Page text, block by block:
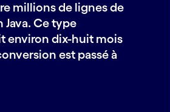
millions de lignes de
Ce type
environ dix-huit mois
est passé à